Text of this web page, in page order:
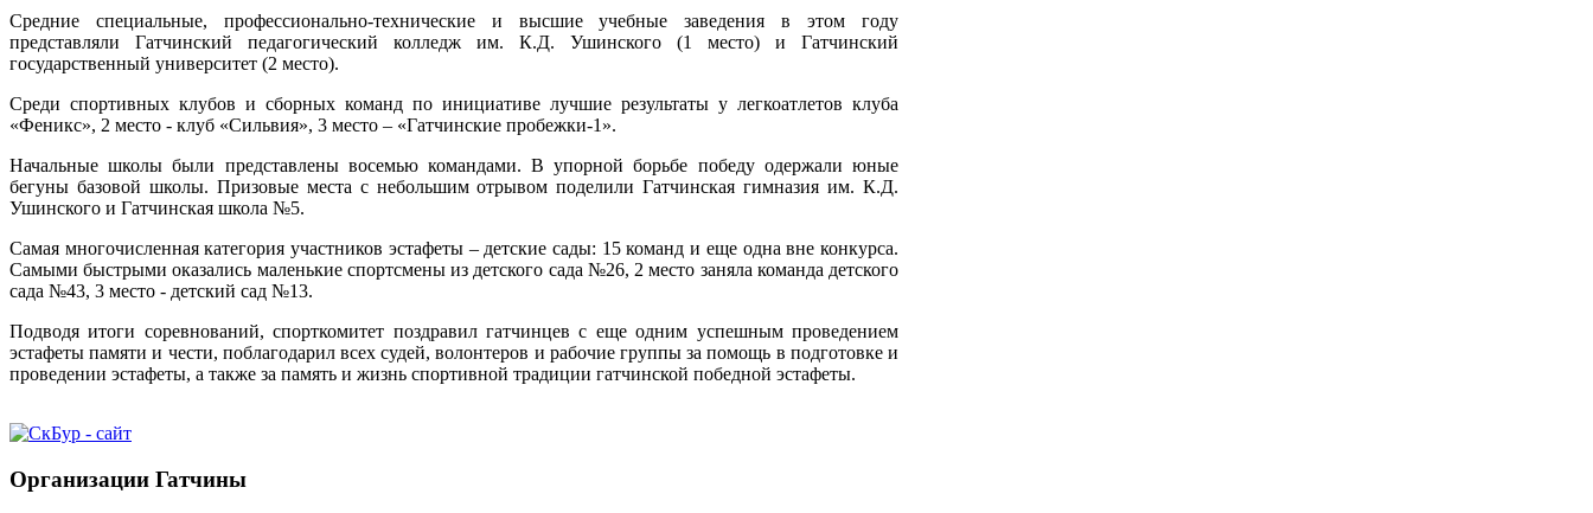
Средние специальные, профессионально-технические и высшие учебные заведения в этом году
представляли Гатчинский педагогический колледж им. К.Д. Ушинского (1 место) и Гатчинский
государственный университет (2 место).
Среди спортивных клубов и сборных команд по инициативе лучшие результаты у легкоатлетов клуба
«Феникс», 2 место - клуб «Сильвия», 3 место – «Гатчинские пробежки-1».
Начальные школы были представлены восемью командами. В упорной борьбе победу одержали юные
бегуны базовой школы. Призовые места с небольшим отрывом поделили Гатчинская гимназия им. К.Д.
Ушинского и Гатчинская школа №5.
Самая многочисленная категория участников эстафеты – детские сады: 15 команд и еще одна вне конкурса.
Самыми быстрыми оказались маленькие спортсмены из детского сада №26, 2 место заняла команда детского
сада №43, 3 место - детский сад №13.
Подводя итоги соревнований, спорткомитет поздравил гатчинцев с еще одним успешным проведением
эстафеты памяти и чести, поблагодарил всех судей, волонтеров и рабочие группы за помощь в подготовке и
проведении эстафеты, а также за память и жизнь спортивной традиции гатчинской победной эстафеты.
Организации Гатчины